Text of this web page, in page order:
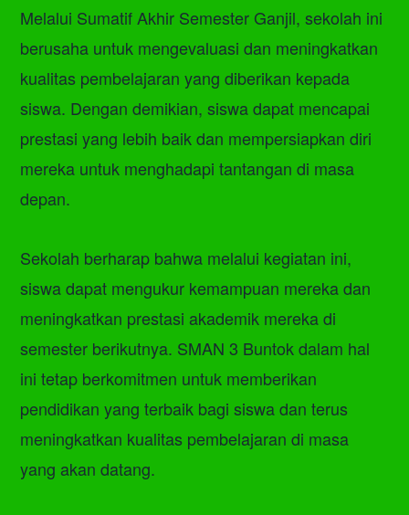
Melalui Sumatif Akhir Semester Ganjil, sekolah ini
berusaha untuk mengevaluasi dan meningkatkan
kualitas pembelajaran yang diberikan kepada
siswa. Dengan demikian, siswa dapat mencapai
prestasi yang lebih baik dan mempersiapkan diri
mereka untuk menghadapi tantangan di masa
depan.
Sekolah berharap bahwa melalui kegiatan ini,
siswa dapat mengukur kemampuan mereka dan
meningkatkan prestasi akademik mereka di
semester berikutnya. SMAN 3 Buntok dalam hal
ini tetap berkomitmen untuk memberikan
pendidikan yang terbaik bagi siswa dan terus
meningkatkan kualitas pembelajaran di masa
yang akan datang.